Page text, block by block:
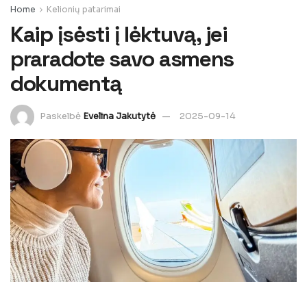
Home Kelionių patarimai
Kaip įsėsti į lėktuvą, jei
praradote savo asmens
dokumentą
Paskelbė Evelina Jakutytė 2025-09-14